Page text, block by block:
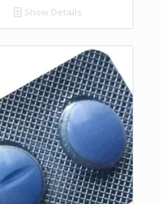
Show Details